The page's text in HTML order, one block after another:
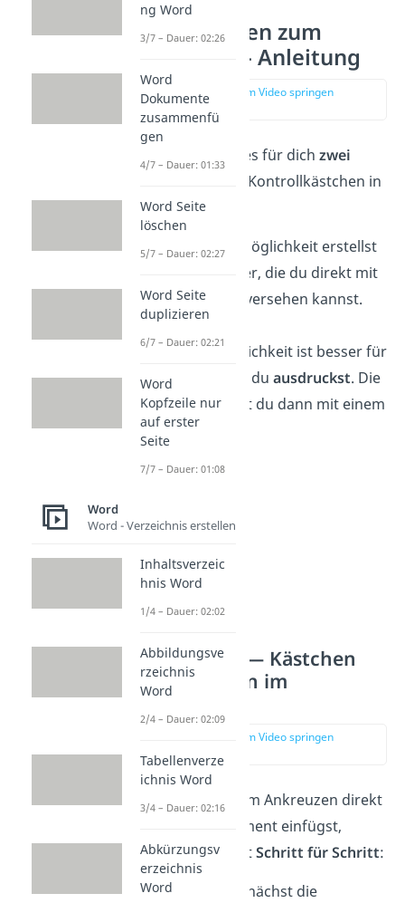
Word Kästchen zum
Ankreuzen — Anleitung
zur Stelle im Video springen
(00:13)
Grundsätzlich gibt es für dich zwei
, um Kontrollkästchen in
Word einzufügen:
Bei der ersten Möglichkeit erstellst
du Ankreuzfelder, die du direkt mit
Hakenin Word versehen kannst.
Die zweite Möglichkeit ist besser für
Dokumente, die du ausdruckst. Die
Kästchen kannst du dann mit einem
Stift ankreuzen.
Möglichkeit 1 — Kästchen
zum Ankreuzen im
Dokument
zur Stelle im Video springen
Wie du Kästchen zum Ankreuzen direkt
in dein Word Dokument einfügst,
erklären wir dir jetztSchritt für Schritt:
Du musst dir zunächst die
ng Word
3/7 – Dauer: 02:26
Word
Dokumente
zusammenfü
gen
4/7 – Dauer: 01:33
Word Seite
löschen
5/7 – Dauer: 02:27
Word Seite
duplizieren
6/7 – Dauer: 02:21
Word
Kopfzeile nur
auf erster
Seite
7/7 – Dauer: 01:08
Word
Word - Verzeichnis erstellen
Inhaltsverzeic
hnis Word
1/4 – Dauer: 02:02
Abbildungsve
rzeichnis
Word
2/4 – Dauer: 02:09
Tabellenverze
ichnis Word
3/4 – Dauer: 02:16
Abkürzungsv
erzeichnis
Word